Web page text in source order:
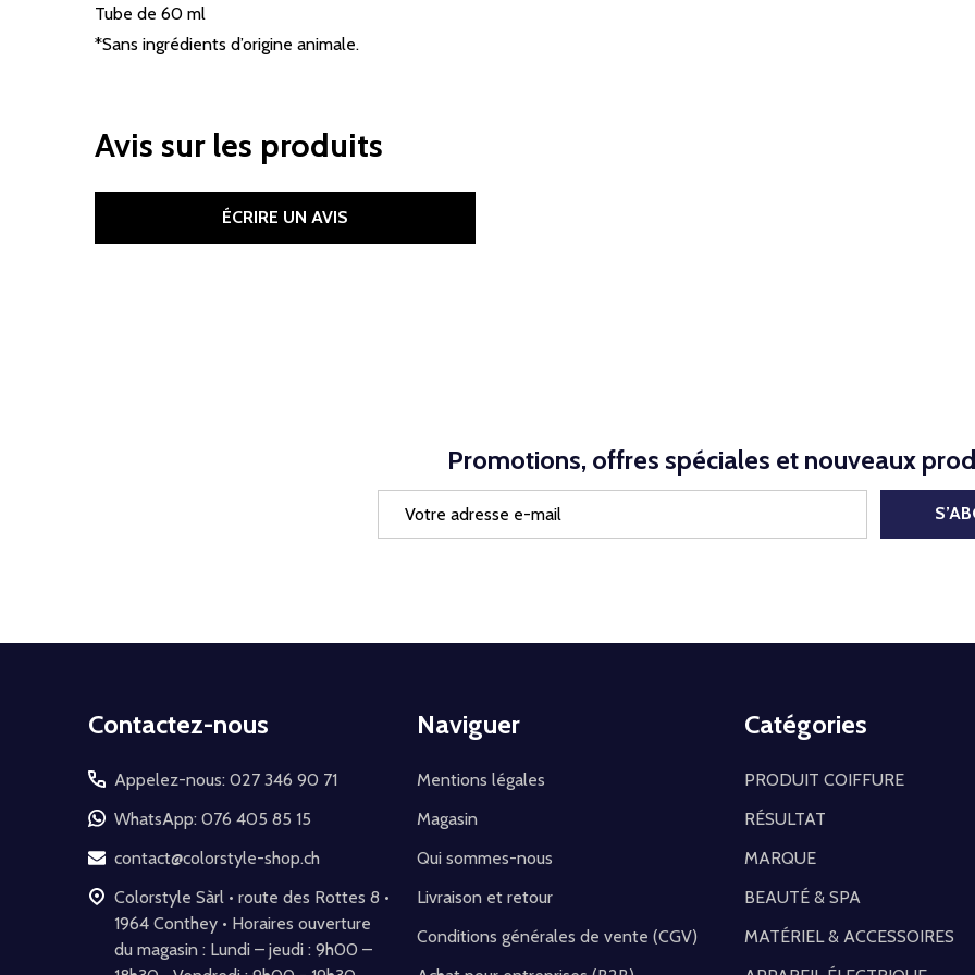
Tube de 60 ml
*Sans ingrédients d’origine animale.
Avis sur les produits
ÉCRIRE UN AVIS
Promotions, offres spéciales et nouveaux
Contactez-nous
Appelez-nous: 027 346 90 71
WhatsApp: 076 405 85 15
contact@colorstyle-shop.ch
Colorstyle Sàrl • route des Rottes 8 •
1964 Conthey • Horaires ouverture
du magasin : Lundi – jeudi : 9h00 –
Naviguer
Mentions légales
Magasin
Qui sommes-nous
Livraison et retour
Conditions générales de vente (CGV)
Catégories
PRODUIT COIFFURE
RÉSULTAT
MARQUE
BEAUTÉ & SPA
MATÉRIEL & ACCESSOIRES